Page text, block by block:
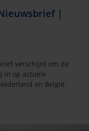
|
verschijnt om de
in op actuele
en België.